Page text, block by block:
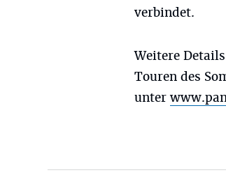
verbindet.
Weitere
Touren des
unter